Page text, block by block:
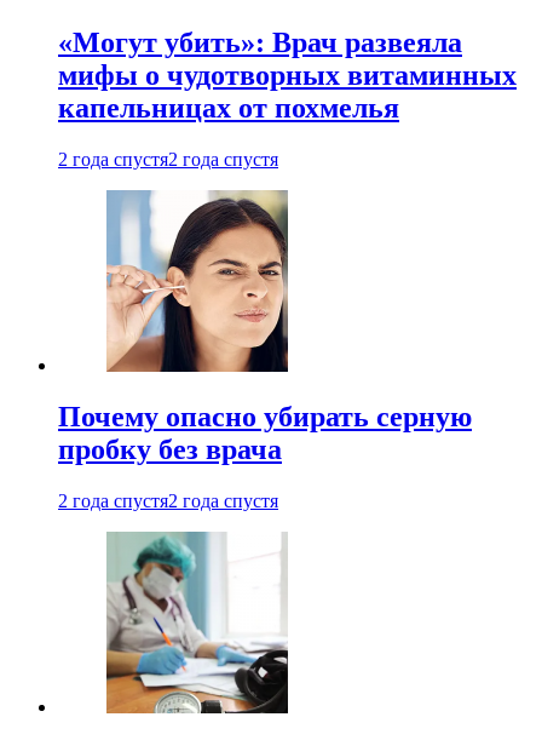
«Могут убить»: Врач развеяла
мифы о чудотворных витаминных
капельницах от похмелья
2 года спустя2 года спустя
Почему опасно убирать серную
пробку без врача
2 года спустя2 года спустя